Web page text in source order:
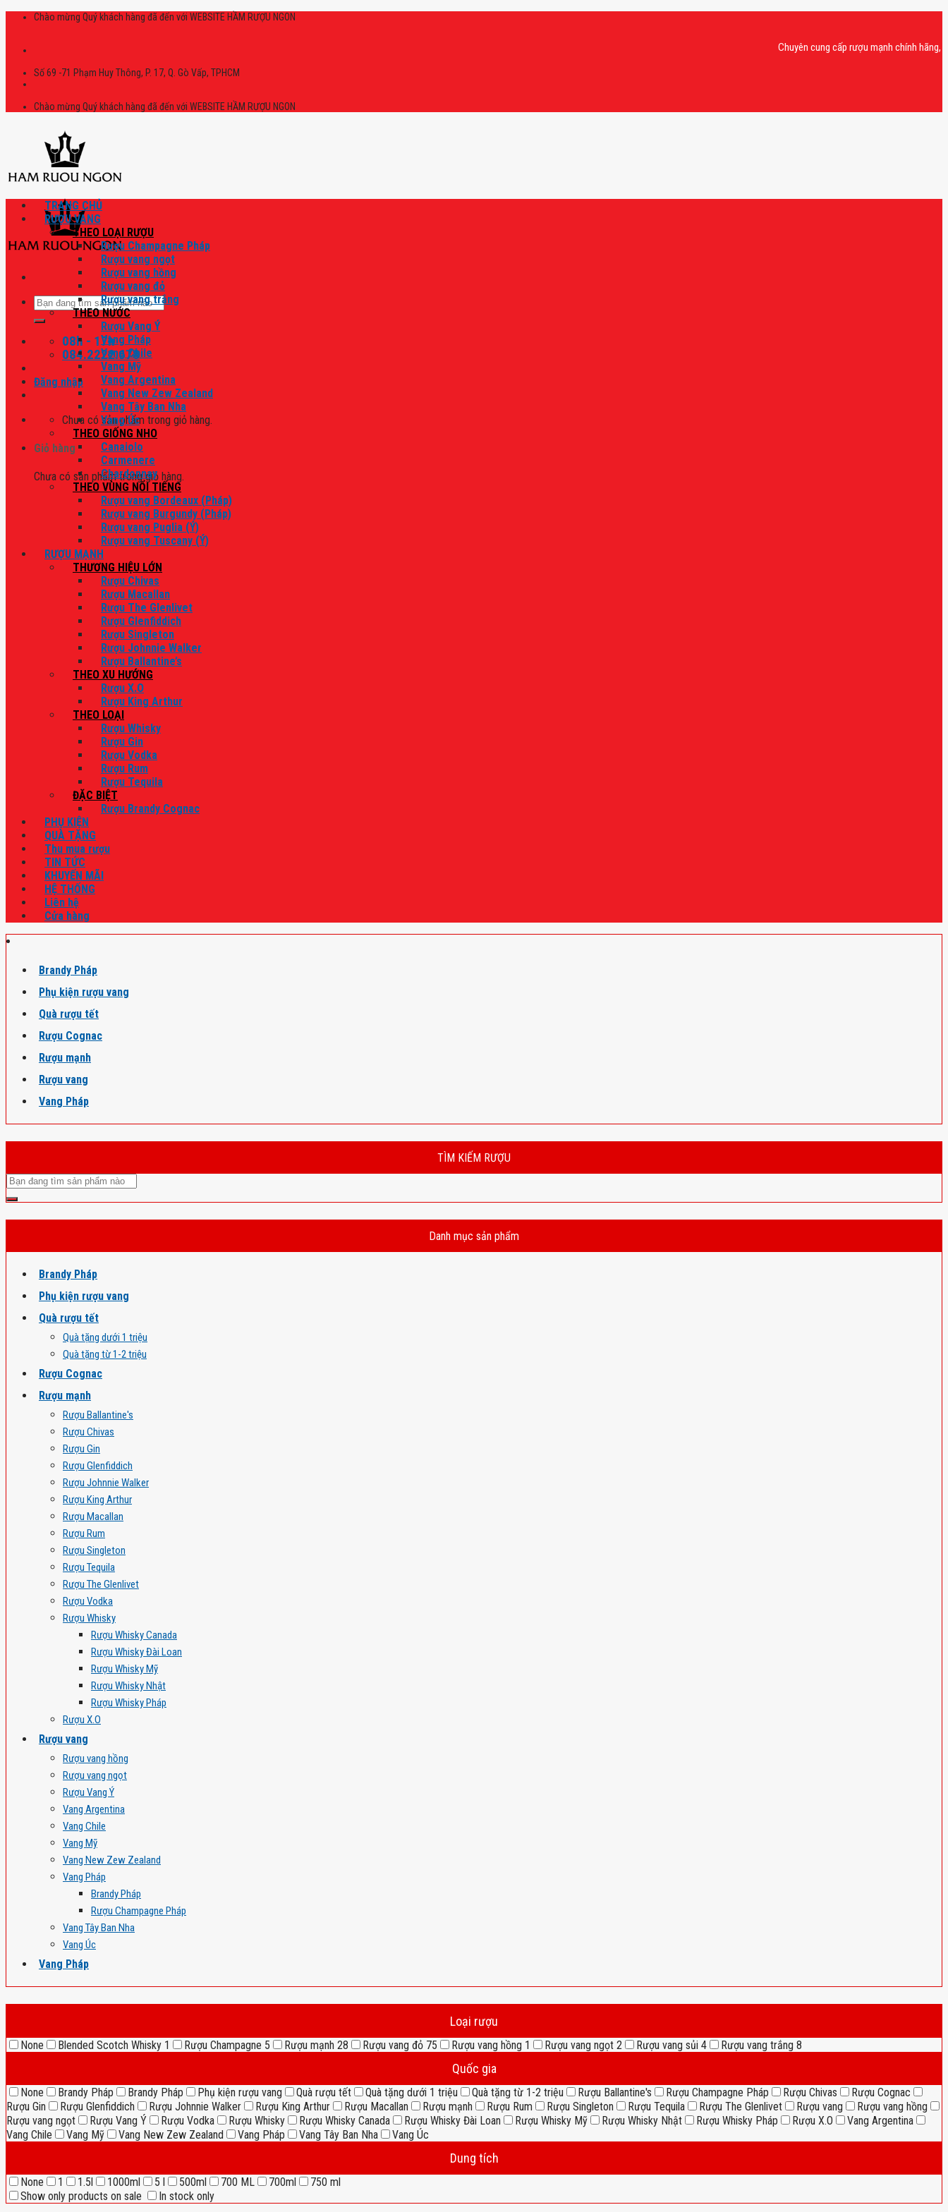
Skip
Chào mừng Quý khách hàng đã đến với WEBSITE HẦM RƯỢU NGON
Chuyên cung cấp rượu mạnh chính hãng, rượu
Số 69 -71 Phạm Huy Thông, P. 17, Q. Gò Vấp, TPHCM
Chào mừng Quý khách hàng đã đến với WEBSITE HẦM RƯỢU NGON
Tìm
kiếm:
08h - 17h
084.2222.678
Đăng nhập
Chưa có sản phẩm trong giỏ hàng.
Giỏ hàng
Chưa có sản phẩm trong giỏ hàng.
TRANG CHỦ
RƯỢU VANG
THEO LOẠI RƯỢU
Rượu Champagne Pháp
Rượu vang ngọt
Rượu vang hồng
Rượu vang đỏ
Rượu vang trắng
THEO NƯỚC
Rượu Vang Ý
Vang Pháp
Vang Chile
Vang Mỹ
Vang Argentina
Vang New Zew Zealand
Vang Tây Ban Nha
Vang Úc
THEO GIỐNG NHO
Canaiolo
Carmenere
Chardonnay
THEO VÙNG NỔI TIẾNG
Rượu vang Bordeaux (Pháp)
Rượu vang Burgundy (Pháp)
Rượu vang Puglia (Ý)
Rượu vang Tuscany (Ý)
RƯỢU MẠNH
THƯƠNG HIỆU LỚN
Rượu Chivas
Rượu Macallan
Rượu The Glenlivet
Rượu Glenfiddich
Rượu Singleton
Rượu Johnnie Walker
Rượu Ballantine’s
THEO XU HƯỚNG
Rượu X.O
Rượu King Arthur
THEO LOẠI
Rượu Whisky
Rượu Gin
Rượu Vodka
Rượu Rum
Rượu Tequila
ĐẶC BIỆT
Rượu Brandy Cognac
PHỤ KIỆN
QUÀ TẶNG
Thu mua rượu
TIN TỨC
KHUYẾN MÃI
HỆ THỐNG
Liên hệ
Cửa hàng
Brandy Pháp
Phụ kiện rượu vang
Quà rượu tết
Rượu Cognac
Rượu mạnh
Rượu vang
Vang Pháp
TÌM KIẾM RƯỢU
Danh mục sản phẩm
Brandy Pháp
Phụ kiện rượu vang
Quà rượu tết
Quà tặng dưới 1 triệu
Quà tặng từ 1-2 triệu
Rượu Cognac
Rượu mạnh
Rượu Ballantine's
Rượu Chivas
Rượu Gin
Rượu Glenfiddich
Rượu Johnnie Walker
Rượu King Arthur
Rượu Macallan
Rượu Rum
Rượu Singleton
Rượu Tequila
Rượu The Glenlivet
Rượu Vodka
Rượu Whisky
Rượu Whisky Canada
Rượu Whisky Đài Loan
Rượu Whisky Mỹ
Rượu Whisky Nhật
Rượu Whisky Pháp
Rượu X.O
Rượu vang
Rượu vang hồng
Rượu vang ngọt
Rượu Vang Ý
Vang Argentina
Vang Chile
Vang Mỹ
Vang New Zew Zealand
Vang Pháp
Brandy Pháp
Rượu Champagne Pháp
Vang Tây Ban Nha
Vang Úc
Vang Pháp
Loại rượu
None Blended Scotch Whisky 1 Rượu Champagne 5 Rượu mạnh 28 Rượu vang đỏ 75 Rượu vang hồng 1 Rượu vang ngọt 2 Rượu vang sủi 4 Rượu vang trắng 8
Quốc gia
None Brandy Pháp Brandy Pháp Phụ kiện rượu vang Quà rượu tết Quà tặng dưới 1 triệu Quà tặng từ 1-2 triệu Rượu Ballantine's Rượu Champagne Pháp Rượu Chivas
Rượu Cognac
Rượu Gin
Rượu Glenfiddich Rượu Johnnie Walker Rượu King Arthur Rượu Macallan Rượu mạnh Rượu Rum Rượu Singleton Rượu Tequila Rượu The Glenlivet Rượu vang
Rượu vang hồng
Rượu vang ngọt
Rượu Vang Ý Rượu Vodka Rượu Whisky Rượu Whisky Canada Rượu Whisky Đài Loan Rượu Whisky Mỹ Rượu Whisky Nhật Rượu Whisky Pháp Rượu X.O
Vang Argentina
Vang Chile
Vang Mỹ Vang New Zew Zealand Vang Pháp Vang Tây Ban Nha Vang Úc
Dung tích
None 1 1.5l 1000ml 5 l 500ml 700 ML 700ml
750 ml
Show only products on sale
In stock only